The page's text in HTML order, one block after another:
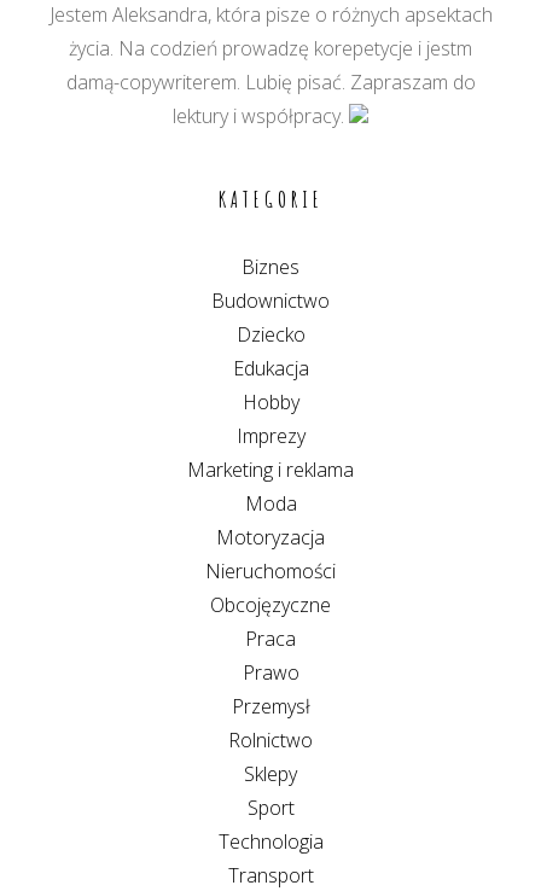
Jestem Aleksandra, która pisze o różnych apsektach
życia. Na codzień prowadzę korepetycje i jestm
damą-copywriterem. Lubię pisać. Zapraszam do
lektury i współpracy.
KATEGORIE
Biznes
Budownictwo
Dziecko
Edukacja
Hobby
Imprezy
Marketing i reklama
Moda
Motoryzacja
Nieruchomości
Obcojęzyczne
Praca
Prawo
Przemysł
Rolnictwo
Sklepy
Sport
Technologia
Transport